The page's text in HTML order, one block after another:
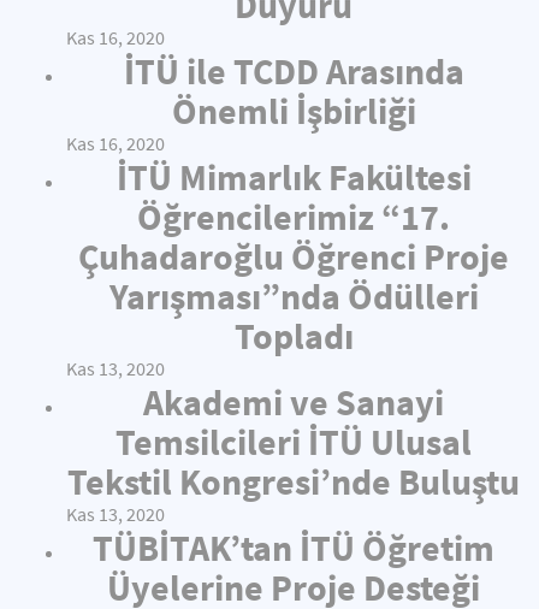
Kas 16, 2020
İTÜ ile TCDD Arasında
Önemli İşbirliği
Kas 16, 2020
İTÜ Mimarlık Fakültesi
Öğrencilerimiz “17.
Çuhadaroğlu Öğrenci Proje
Yarışması”nda Ödülleri
Topladı
Kas 13, 2020
Akademi ve Sanayi
Temsilcileri İTÜ Ulusal
Tekstil Kongresi’nde Buluştu
Kas 13, 2020
TÜBİTAK’tan İTÜ Öğretim
Üyelerine Proje Desteği